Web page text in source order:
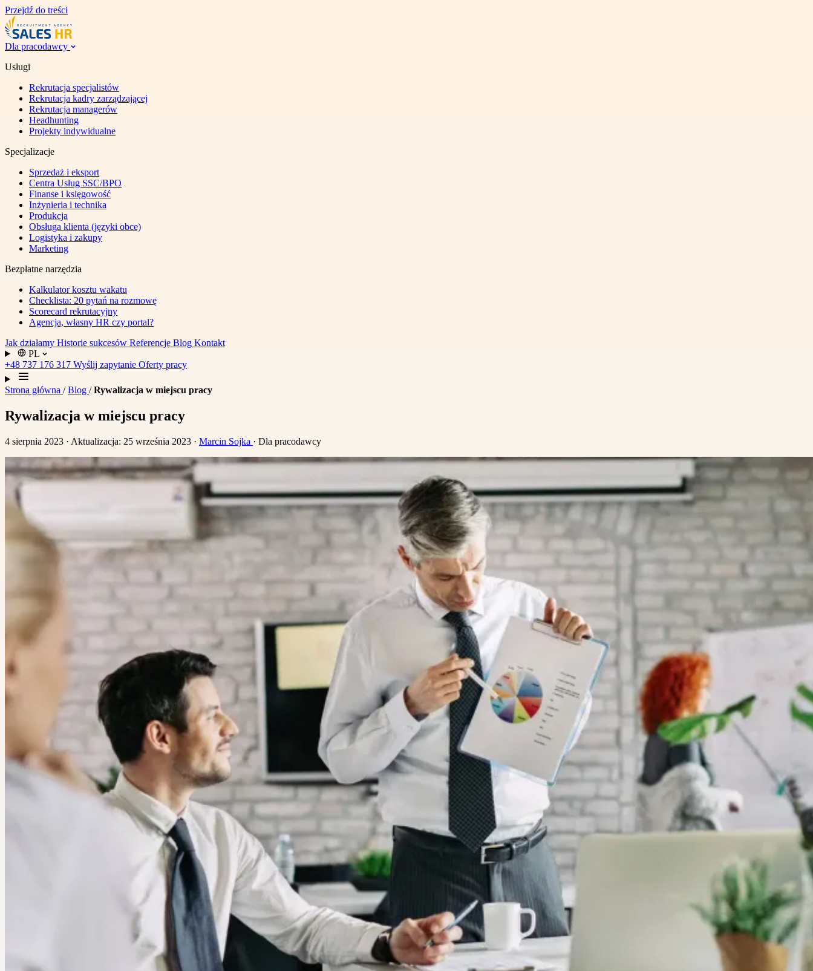
Przejdź do treści
Dla pracodawcy
Usługi
Rekrutacja specjalistów
Rekrutacja kadry zarządzającej
Rekrutacja managerów
Headhunting
Projekty indywidualne
Specjalizacje
Sprzedaż i eksport
Centra Usług SSC/BPO
Finanse i księgowość
Inżynieria i technika
Produkcja
Obsługa klienta (języki obce)
Logistyka i zakupy
Marketing
Bezpłatne narzędzia
Kalkulator kosztu wakatu
Checklista: 20 pytań na rozmowę
Scorecard rekrutacyjny
Agencja, własny HR czy portal?
Jak działamy Historie sukcesów Referencje Blog Kontakt
PL
+48 737 176 317 Wyślij zapytanie Oferty pracy
Strona główna /Blog /Rywalizacja w miejscu pracy
Rywalizacja w miejscu pracy
4 sierpnia 2023 · Aktualizacja: 25 września 2023 · Marcin Sojka · Dla pracodawcy